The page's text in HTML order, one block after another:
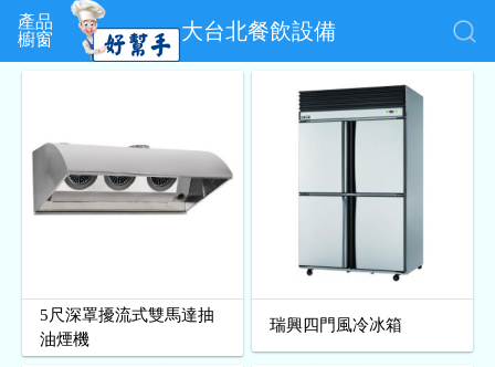
產品
櫥窗
大台北餐飲設備
5尺深罩擾流式雙馬達抽
油煙機
瑞興四門風冷冰箱